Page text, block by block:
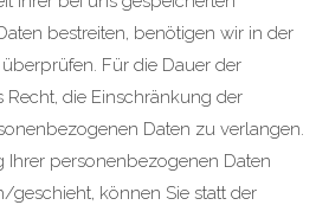
bestreiten, benötigen wir in der
Für die Dauer der
Recht, die Einschränkung der
Daten zu verlangen.
Ihrer personenbezogenen Daten
geschieht, können Sie statt der